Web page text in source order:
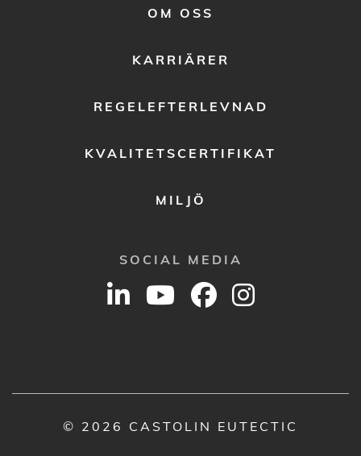
OM OSS
KARRIÄRER
REGELEFTERLEVNAD
KVALITETSCERTIFIKAT
MILJÖ
SOCIAL MEDIA
© 2026 CASTOLIN EUTECTIC